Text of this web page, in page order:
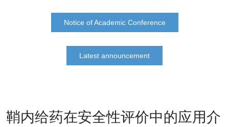
Notice of Academic Conference
Latest announcement
鞘内给药在安全性评价中的应用介